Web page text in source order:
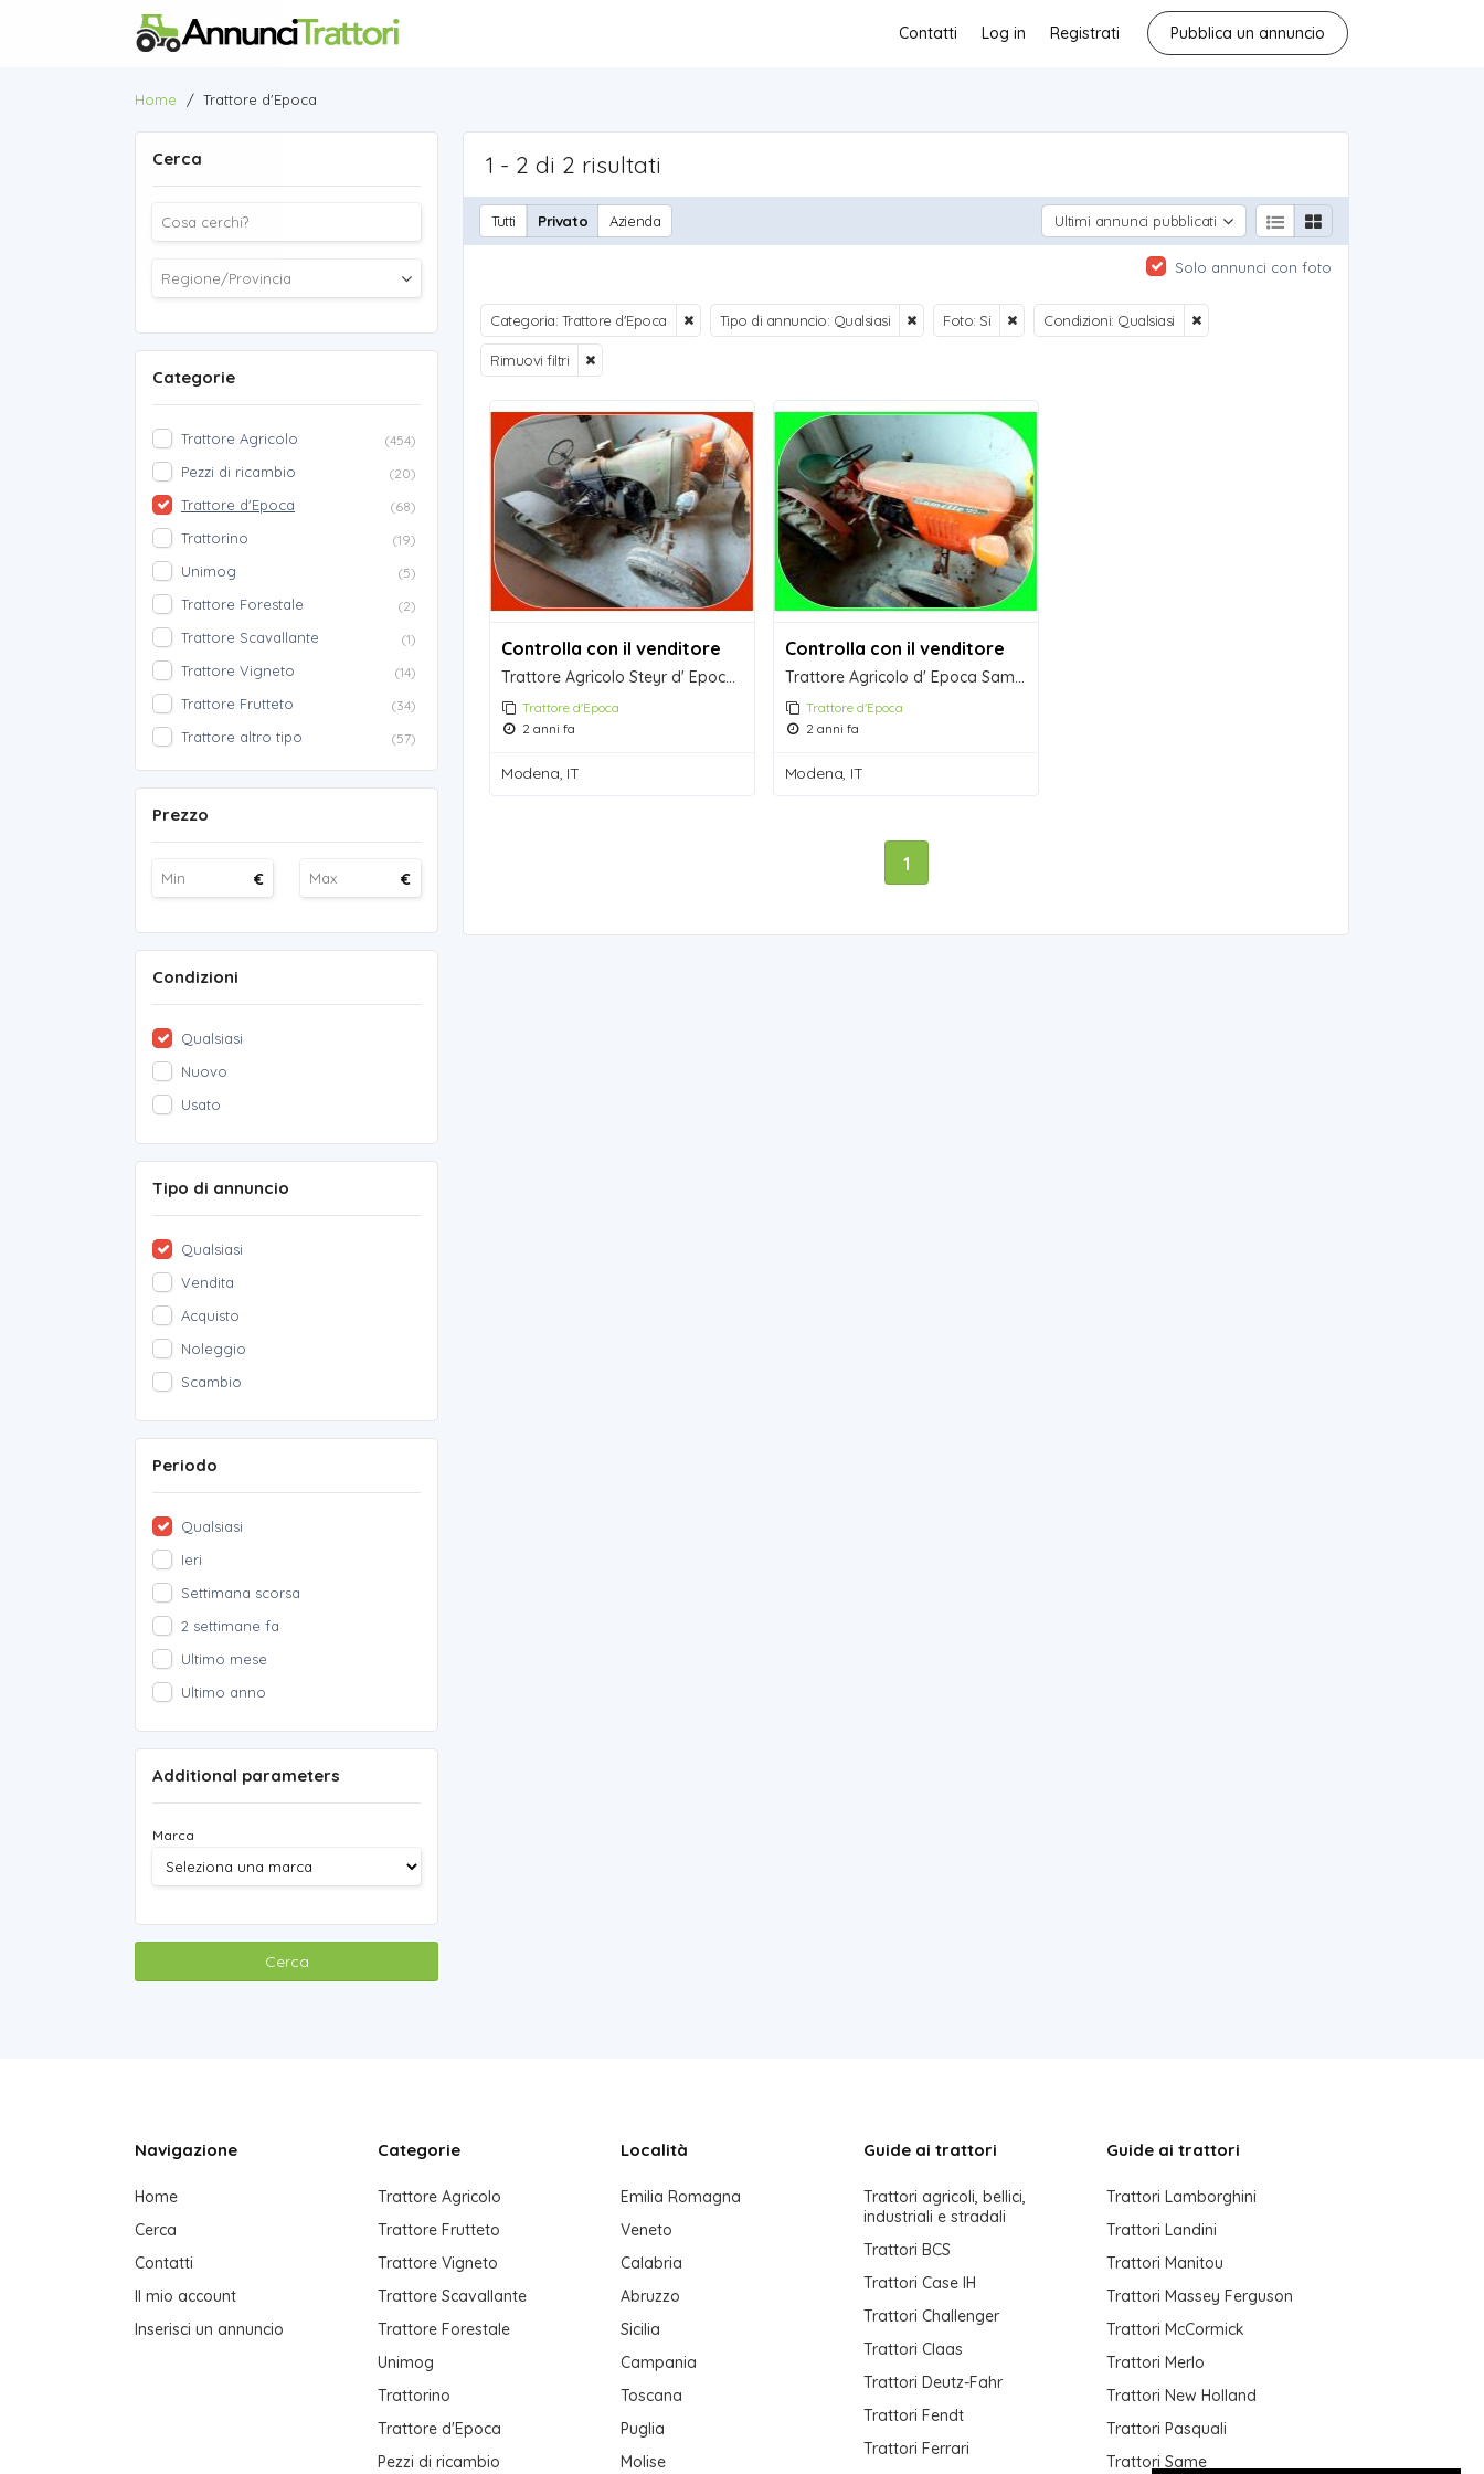
Pubblica un annuncio
Registrati
Log in
Contatti
Home / Trattore d'Epoca
Cerca
Categorie
Trattore Agricolo (454)
Pezzi di ricambio (20)
Trattore d'Epoca (68)
Trattorino (19)
Unimog (5)
Trattore Forestale (2)
Trattore Scavallante (1)
Trattore Vigneto (14)
Trattore Frutteto (34)
Trattore altro tipo (57)
Prezzo
€ €
Condizioni
Qualsiasi
Nuovo
Usato
Tipo di annuncio
Qualsiasi
Vendita
Acquisto
Noleggio
Scambio
Periodo
Qualsiasi
Ieri
Settimana scorsa
2 settimane fa
Ultimo mese
Ultimo anno
Additional parameters
Marca
Cerca
1 - 2 di 2 risultati
Tutti Privato Azienda Ultimi annunci pubblicati
Solo annunci con foto
Categoria: Trattore d'Epoca Tipo di annuncio: Qualsiasi Foto: Si Condizioni: Qualsiasi
Rimuovi filtri
Controlla con il venditore
Trattore Agricolo Steyr d' Epoca da Collezione
Trattore d'Epoca
2 anni fa
Modena, IT
Controlla con il venditore
Trattore Agricolo d' Epoca Sametto 120
Trattore d'Epoca
2 anni fa
Modena, IT
1
Navigazione
Home
Cerca
Contatti
Il mio account
Inserisci un annuncio
Categorie
Trattore Agricolo
Trattore Frutteto
Trattore Vigneto
Trattore Scavallante
Trattore Forestale
Unimog
Trattorino
Trattore d'Epoca
Pezzi di ricambio
Località
Emilia Romagna
Veneto
Calabria
Abruzzo
Sicilia
Campania
Toscana
Puglia
Molise
Guide ai trattori
Trattori agricoli, bellici,
industriali e stradali
Trattori BCS
Trattori Case IH
Trattori Challenger
Trattori Claas
Trattori Deutz-Fahr
Trattori Fendt
Trattori Ferrari
Guide ai trattori
Trattori Lamborghini
Trattori Landini
Trattori Manitou
Trattori Massey Ferguson
Trattori McCormick
Trattori Merlo
Trattori New Holland
Trattori Pasquali
Trattori Same